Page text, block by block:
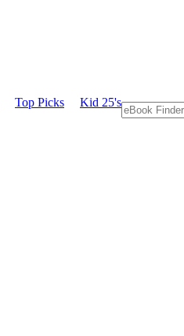
Top Picks Kid 25's